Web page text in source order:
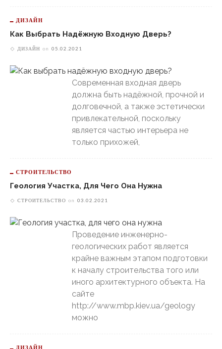
ДИЗАЙН
Как Выбрать Надёжную Входную Дверь?
ДИЗАЙН on 05.02.2021
Современная входная дверь
должна быть надёжной, прочной и
долговечной, а также эстетически
привлекательной, поскольку
является частью интерьера не
только прихожей,
СТРОИТЕЛЬСТВО
Геология Участка, Для Чего Она Нужна
СТРОИТЕЛЬСТВО on 03.02.2021
Проведение инженерно-
геологических работ является
крайне важным этапом подготовки
к началу строительства того или
иного архитектурного объекта. На
сайте
http://www.mbp.kiev.ua/geology
можно
ДИЗАЙН